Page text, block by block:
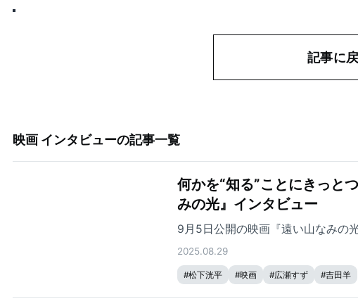
記事に
映画 インタビューの記事一覧
何かを“知る”ことにきっと
みの光』インタビュー
9月5日公開の映画『遠い山なみの
2025.08.29
#松下洸平 #映画 #広瀬すず #吉田羊